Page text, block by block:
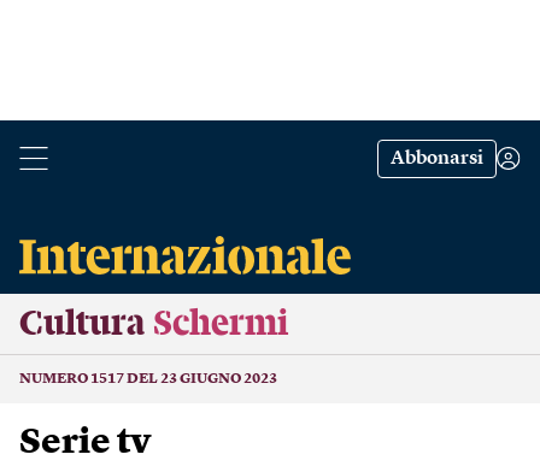
Abbonarsi
Cultura Schermi
NUMERO 1517 DEL 23 GIUGNO 2023
Serie tv